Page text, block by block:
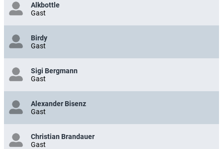
Alkbottle
Gast
Birdy
Gast
Sigi Bergmann
Gast
Alexander Bisenz
Gast
Christian Brandauer
Gast